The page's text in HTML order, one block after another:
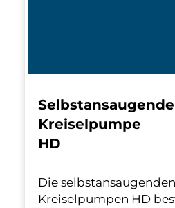
Selbstansaugende
Kreiselpumpe
HD
Die
Kreiselpumpen HD